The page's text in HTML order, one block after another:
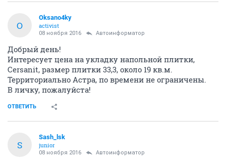
O
Oksano4ky
activist
08 ноября 2016 Автоинформатор
Добрый день!
Интересует цена на укладку напольной плитки,
Cersanit, размер плитки 33,3, около 19 кв.м.
Территориально Астра, по времени не ограничены.
В личку, пожалуйста!
ОТВЕТИТЬ
S
Sash_lsk
junior
08 ноября 2016 Автоинформатор